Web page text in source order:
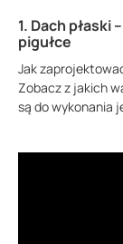
1. Dach płaski
pigułce
Jak
Zobacz z jakich
są do wykonania